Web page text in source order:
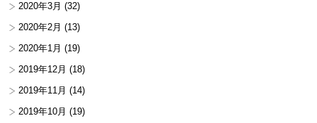
2020年3月 (32)
2020年2月 (13)
2020年1月 (19)
2019年12月 (18)
2019年11月 (14)
2019年10月 (19)